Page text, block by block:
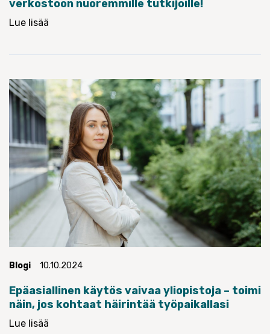
verkostoon nuoremmille tutkijoille!
Lue lisää
Blogi 10.10.2024
Epäasiallinen käytös vaivaa yliopistoja – toimi
näin, jos kohtaat häirintää työpaikallasi
Lue lisää